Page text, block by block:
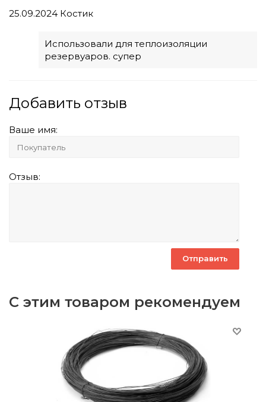
25.09.2024 Костик
Использовали для теплоизоляции
резервуаров. супер
Добавить отзыв
Ваше имя:
Отзыв:
С этим товаром рекомендуем